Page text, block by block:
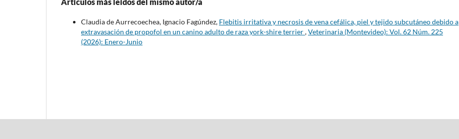
Claudia de Aurrecoechea, Ignacio Fagúndez, Flebitis irritativa y necrosis de vena cefálica, piel y tejido subcutáneo debido a
extravasación de propofol en un canino adulto de raza york-shire terrier,Veterinaria (Montevideo): Vol. 62 Núm. 225
(2026): Enero-Junio